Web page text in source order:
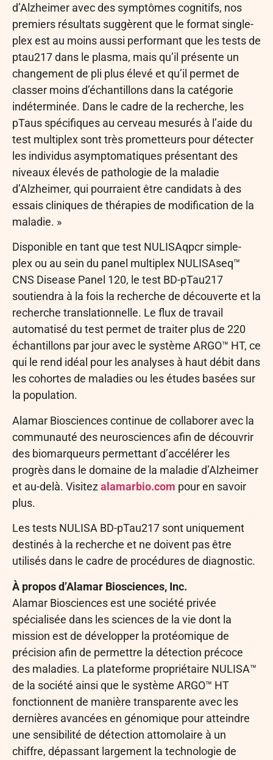
d’Alzheimer avec des symptômes cognitifs, nos
premiers résultats suggèrent que le format single-
plex est au moins aussi performant que les tests de
ptau217 dans le plasma, mais qu’il présente un
changement de pli plus élevé et qu’il permet de
classer moins d’échantillons dans la catégorie
indéterminée. Dans le cadre de la recherche, les
pTaus spécifiques au cerveau mesurés à l’aide du
test multiplex sont très prometteurs pour détecter
les individus asymptomatiques présentant des
niveaux élevés de pathologie de la maladie
d’Alzheimer, qui pourraient être candidats à des
essais cliniques de thérapies de modification de la
maladie. »
Disponible en tant que test NULISAqpcr simple-
plex ou au sein du panel multiplex NULISAseq™
CNS Disease Panel 120, le test BD-pTau217
soutiendra à la fois la recherche de découverte et la
recherche translationnelle. Le flux de travail
automatisé du test permet de traiter plus de 220
échantillons par jour avec le système ARGO™ HT, ce
qui le rend idéal pour les analyses à haut débit dans
les cohortes de maladies ou les études basées sur
la population.
Alamar Biosciences continue de collaborer avec la
communauté des neurosciences afin de découvrir
des biomarqueurs permettant d’accélérer les
progrès dans le domaine de la maladie d’Alzheimer
et au-delà. Visitezalamarbio.com pour en savoir
plus.
Les tests NULISA BD-pTau217 sont uniquement
destinés à la recherche et ne doivent pas être
utilisés dans le cadre de procédures de diagnostic.
À propos d’Alamar Biosciences, Inc.
Alamar Biosciences est une société privée
spécialisée dans les sciences de la vie dont la
mission est de développer la protéomique de
précision afin de permettre la détection précoce
des maladies. La plateforme propriétaire NULISA™
de la société ainsi que le système ARGO™ HT
fonctionnent de manière transparente avec les
dernières avancées en génomique pour atteindre
une sensibilité de détection attomolaire à un
chiffre, dépassant largement la technologie de